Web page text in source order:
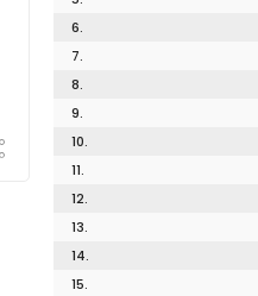
6.
7.
8.
9.
10.
11.
12.
13.
14.
15.